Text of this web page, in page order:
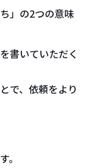
」の2つの意味
書いていただく
で、依頼をより
。